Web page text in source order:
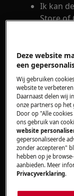
Ik kan
Store of
AEG App
Oplossing
De AEG
stores
waar
Store
het
Deze website
een
Wij gebruiken
website te
Daarnaast delen wij
onze partners op het
Door op "Alle
ons gebruik van
website
gepersonaliseerde
zonder accepteren"
hebben op je
aanbieden. Meer
Privacyverklaring.